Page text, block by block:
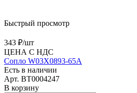
Быстрый просмотр
343 ₽/шт
ЦЕНА С НДС
Сопло W03X0893-65A
Есть в наличии
Арт. BT0004247
В корзину